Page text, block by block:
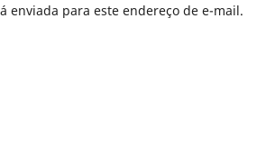
enviada para este endereço de e-mail.